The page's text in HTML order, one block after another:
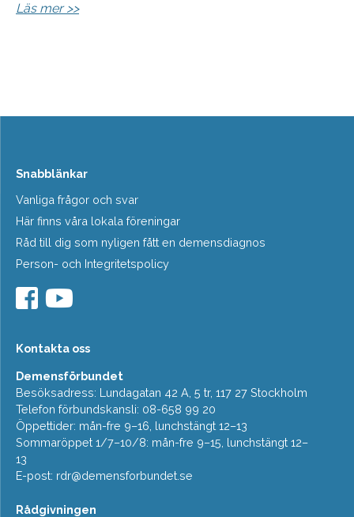
Läs mer >>
Snabblänkar
Vanliga frågor och svar
Här finns våra lokala föreningar
Råd till dig som nyligen fått en demensdiagnos
Person- och Integritetspolicy
Kontakta oss
Demensförbundet
Besöksadress: Lundagatan 42 A, 5 tr, 117 27 Stockholm
Telefon förbundskansli: 08-658 99 20
Öppettider: mån-fre 9–16, lunchstängt 12–13
Sommaröppet 1/7–10/8: mån-fre 9–15, lunchstängt 12–
13
E-post: rdr@demensforbundet.se
Rådgivningen